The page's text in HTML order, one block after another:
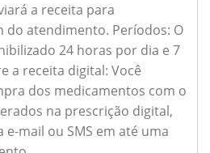
a receita para
do atendimento. Períodos: O
24 horas por dia e 7
a receita digital: Você
dos medicamentos com o
na prescrição digital,
e-mail ou SMS em até uma